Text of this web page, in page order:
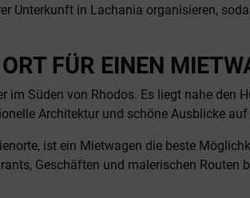
Unterkunft in Lachania organisieren,
FÜR EINEN
Süden von Rhodos. Es liegt nahe den
Architektur und schöne Ausblicke
ist ein Mietwagen die beste
Geschäften und malerischen Routen